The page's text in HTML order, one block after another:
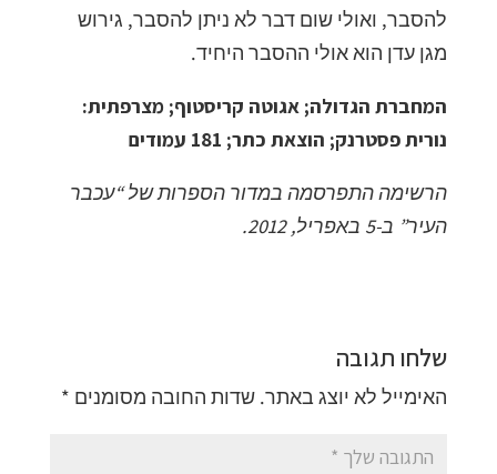
להסבר, ואולי שום דבר לא ניתן להסבר, גירוש
מגן עדן הוא אולי ההסבר היחיד.
המחברת הגדולה; אגוטה קריסטוף; מצרפתית:
נורית פסטרנק; הוצאת כתר; 181 עמודים
הרשימה התפרסמה במדור הספרות של “עכבר
העיר” ב-5 באפריל, 2012.
שלחו תגובה
האימייל לא יוצג באתר. שדות החובה מסומנים *